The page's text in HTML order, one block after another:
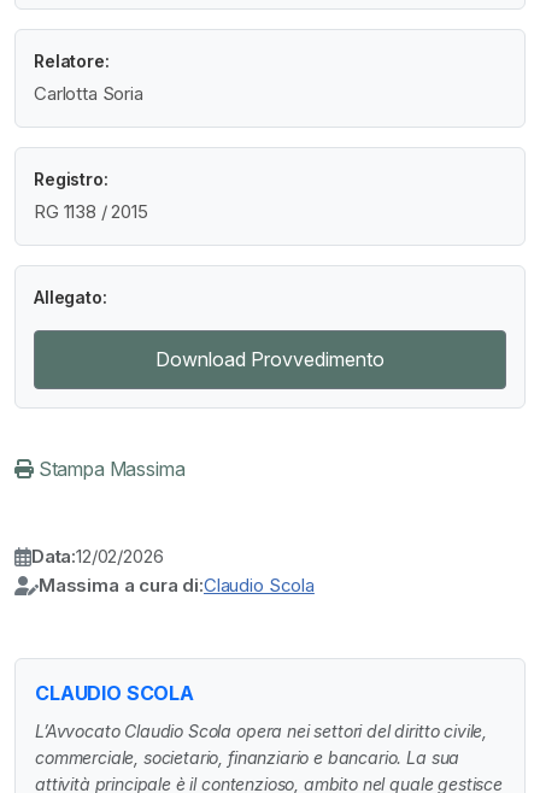
Relatore:
Carlotta Soria
Registro:
RG 1138 / 2015
Allegato:
Download Provvedimento
Stampa Massima
Data:12/02/2026
Massima a cura di:Claudio Scola
CLAUDIO SCOLA
L’Avvocato Claudio Scola opera nei settori del diritto civile,
commerciale, societario, finanziario e bancario. La sua
attività principale è il contenzioso, ambito nel quale gestisce